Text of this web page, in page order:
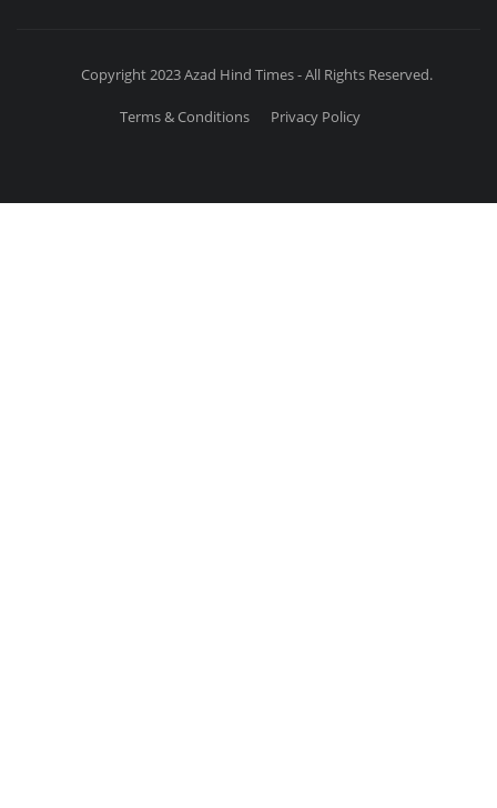
Copyright 2023 Azad Hind Times - All Rights Reserved.
Terms & Conditions Privacy Policy